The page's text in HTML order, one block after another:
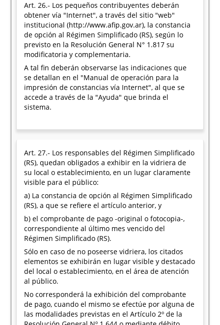
Art. 26.- Los pequeños contribuyentes deberán
obtener vía "Internet", a través del sitio "web"
institucional (http://www.afip.gov.ar), la constancia
de opción al Régimen Simplificado (RS), según lo
previsto en la Resolución General N° 1.817 su
modificatoria y complementaria.
A tal fin deberán observarse las indicaciones que
se detallan en el "Manual de operación para la
impresión de constancias vía Internet", al que se
accede a través de la "Ayuda" que brinda el
sistema.
Art. 27.- Los responsables del Régimen Simplificado
(RS), quedan obligados a exhibir en la vidriera de
su local o establecimiento, en un lugar claramente
visible para el público:
a) La constancia de opción al Régimen Simplificado
(RS), a que se refiere el artículo anterior, y
b) el comprobante de pago -original o fotocopia-,
correspondiente al último mes vencido del
Régimen Simplificado (RS).
Sólo en caso de no poseerse vidriera, los citados
elementos se exhibirán en lugar visible y destacado
del local o establecimiento, en el área de atención
al público.
No corresponderá la exhibición del comprobante
de pago, cuando el mismo se efectúe por alguna de
las modalidades previstas en el Artículo 2º de la